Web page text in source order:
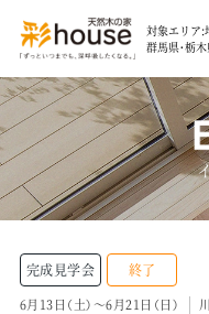
対象エリア:
群馬県・栃
完成見学会 終了
6月13日（土）～6月21日（日）